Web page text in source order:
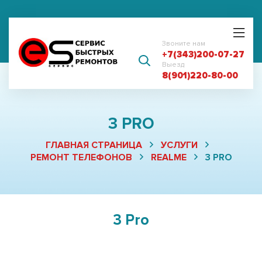
Звоните нам
+7(343)200-07-27
Выезд
8(901)220-80-00
3 PRO
ГЛАВНАЯ СТРАНИЦА
УСЛУГИ
РЕМОНТ ТЕЛЕФОНОВ
REALME 3 PRO
3 Pro